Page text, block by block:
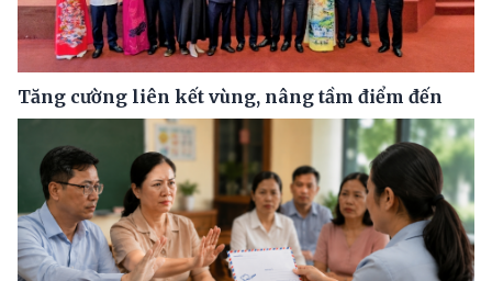
Tăng cường liên kết vùng, nâng tầm điểm đến